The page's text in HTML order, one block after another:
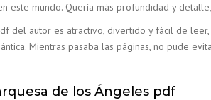
este mundo. Quería más profundidad y
del autor es atractivo, divertido y fácil de
Mientras pasaba las páginas, no pude
de los Ángeles pdf